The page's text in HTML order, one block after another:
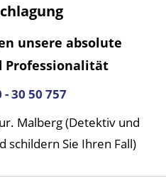
unsere absolute
Professionalität
- 30 50 757
Malberg (Detektiv und
schildern Sie Ihren Fall)